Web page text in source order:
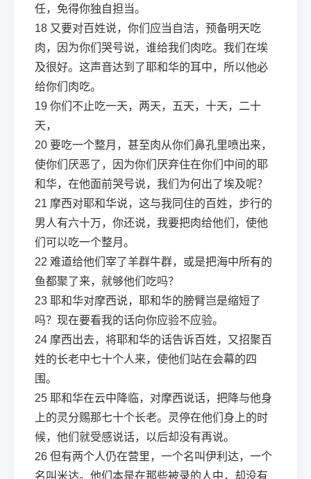
任，免得你独自担当。
18 又要对百姓说，你们应当自洁，预备明天吃
肉，因为你们哭号说，谁给我们肉吃。我们在埃
及很好。这声音达到了耶和华的耳中，所以他必
给你们肉吃。
19 你们不止吃一天，两天，五天，十天，二十
天，
20 要吃一个整月，甚至肉从你们鼻孔里喷出来，
使你们厌恶了，因为你们厌弃住在你们中间的耶
和华，在他面前哭号说，我们为何出了埃及呢？
21 摩西对耶和华说，这与我同住的百姓，步行的
男人有六十万，你还说，我要把肉给他们，使他
们可以吃一个整月。
22 难道给他们宰了羊群牛群，或是把海中所有的
鱼都聚了来，就够他们吃吗？
23 耶和华对摩西说，耶和华的膀臂岂是缩短了
吗？现在要看我的话向你应验不应验。
24 摩西出去，将耶和华的话告诉百姓，又招聚百
姓的长老中七十个人来，使他们站在会幕的四
围。
25 耶和华在云中降临，对摩西说话，把降与他身
上的灵分赐那七十个长老。灵停在他们身上的时
候，他们就受感说话，以后却没有再说。
26 但有两个人仍在营里，一个名叫伊利达，一个
名叫米达。他们本是在那些被录的人中，却没有